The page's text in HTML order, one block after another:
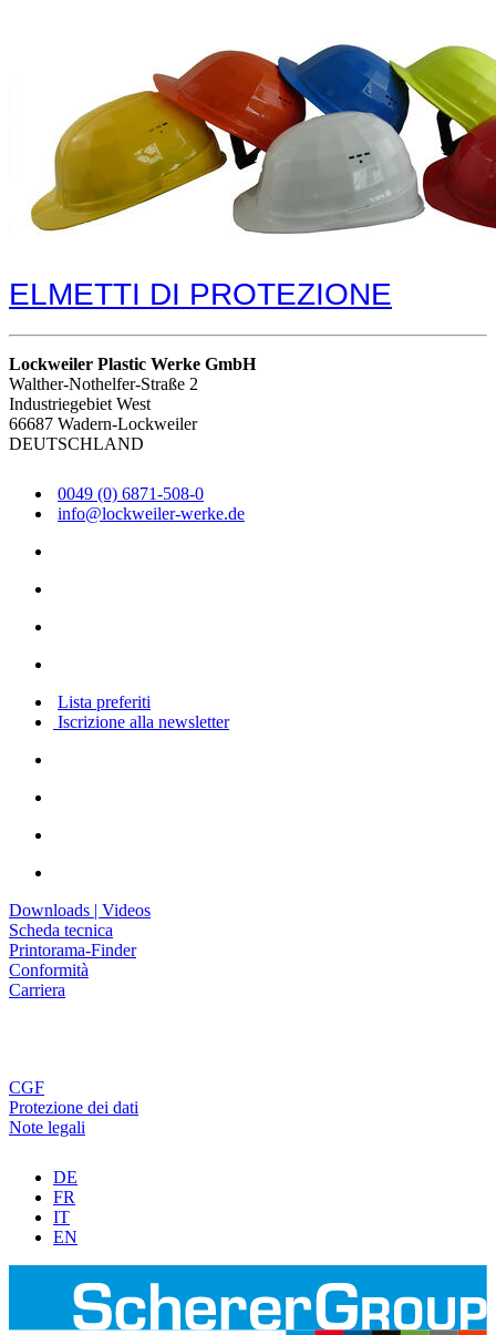
ELMETTI DI PROTEZIONE
Lockweiler Plastic Werke GmbH
Walther-Nothelfer-Straße 2
Industriegebiet West
66687 Wadern-Lockweiler
DEUTSCHLAND
0049 (0) 6871-508-0
info@lockweiler-werke.de
Lista preferiti
Iscrizione alla newsletter
Downloads | Videos
Scheda tecnica
Printorama-Finder
Conformità
Carriera
CGF
Protezione dei dati
Note legali
DE
FR
IT
EN